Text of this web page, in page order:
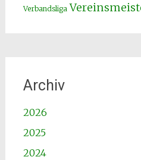
Verbandsliga
Archiv
2026
2025
2024